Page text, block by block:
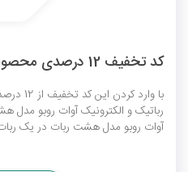
کد تخفیف 12 درصدی محصولات منتخب آوات روبو
آوات روبو مدل هشت ربات در یک